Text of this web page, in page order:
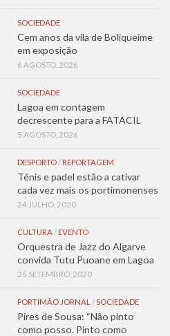
SOCIEDADE
Cem anos da vila de Boliqueime
em exposição
6 AGOSTO, 2026
SOCIEDADE
Lagoa em contagem
decrescente para a FATACIL
5 AGOSTO, 2026
DESPORTO/ REPORTAGEM
Ténis e padel estão a cativar
cada vez mais os portimonenses
24 JULHO, 2020
CULTURA/ EVENTO
Orquestra de Jazz do Algarve
convida Tutu Puoane em Lagoa
25 SETEMBRO, 2020
PORTIMÃO JORNAL /SOCIEDADE
Pires de Sousa: “Não pinto
como posso. Pinto como